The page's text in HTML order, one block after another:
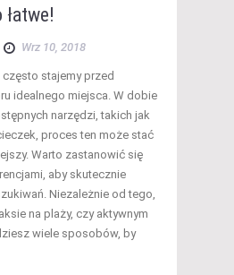
Wrz 10, 2018
często stajemy przed
idealnego miejsca. W dobie
narzędzi, takich jak
proces ten może stać
Warto zastanowić się
aby skutecznie
Niezależnie od tego,
na plaży, czy aktywnym
wiele sposobów, by